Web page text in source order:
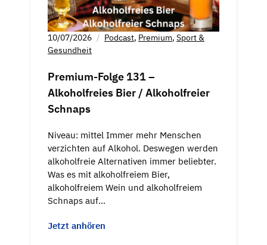
10/07/2026 Podcast, Premium, Sport &
Gesundheit
Premium-Folge 131 –
Alkoholfreies Bier / Alkoholfreier
Schnaps
Niveau: mittel Immer mehr Menschen
verzichten auf Alkohol. Deswegen werden
alkoholfreie Alternativen immer beliebter.
Was es mit alkoholfreiem Bier,
alkoholfreiem Wein und alkoholfreiem
Schnaps auf…
Jetzt anhören